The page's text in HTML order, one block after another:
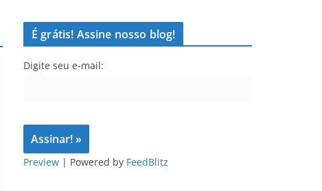
É grátis! Assine nosso blog!
Digite seu e-mail:
Preview | Powered by FeedBlitz